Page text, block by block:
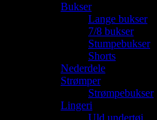
Bukser
Lange bukser
7/8 bukser
Stumpebukser
Shorts
Nederdele
Strømper
Strømpebukser
Lingeri
Uld undertøj